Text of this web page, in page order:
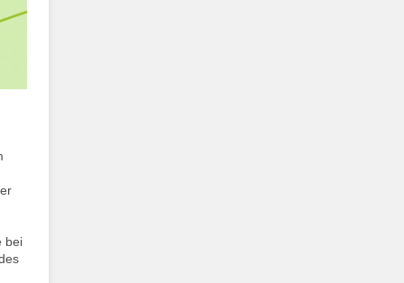
bei